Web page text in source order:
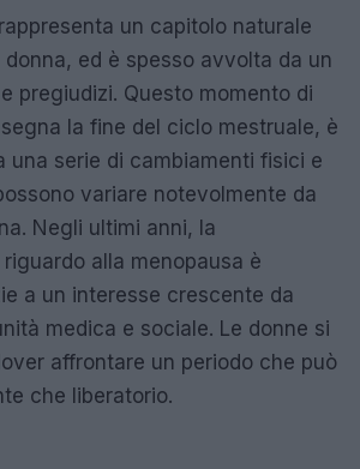
rappresenta un capitolo naturale
ed è spesso avvolta da un
pregiudizi. Questo momento di
la fine del ciclo mestruale, è
una serie di cambiamenti fisici e
variare notevolmente da
Negli ultimi anni, la
alla menopausa è
a un interesse crescente da
medica e sociale. Le donne si
affrontare un periodo che può
che liberatorio.